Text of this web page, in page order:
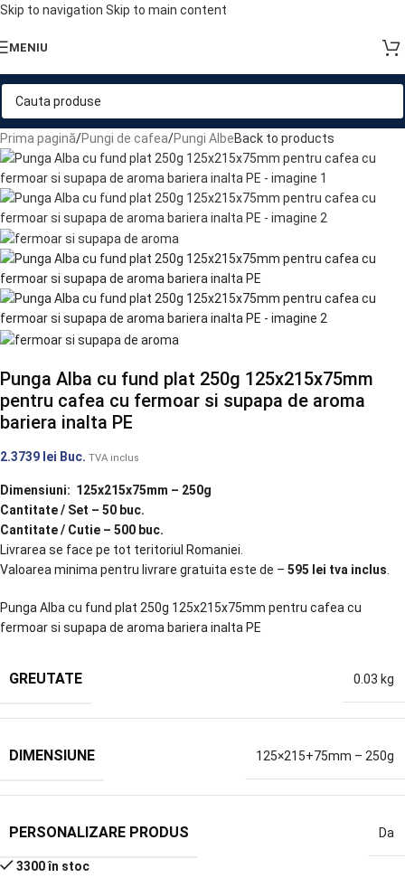
Skip to navigation Skip to main content
MENIU
Prima pagină/Pungi de cafea/Pungi AlbeBack to products
Punga Alba cu fund plat 250g 125x215x75mm
pentru cafea cu fermoar si supapa de aroma
bariera inalta PE
2.3739 lei Buc. TVA inclus
Dimensiuni: 125x215x75mm – 250g
Cantitate / Set – 50 buc.
Cantitate / Cutie – 500 buc.
Livrarea se face pe tot teritoriul Romaniei.
Valoarea minima pentru livrare gratuita este de – 595 lei tva inclus
Punga Alba cu fund plat 250g 125x215x75mm pentru cafea cu
fermoar si supapa de aroma bariera inalta PE
GREUTATE 0.03 kg
DIMENSIUNE 125×215+75mm – 250g
PERSONALIZARE PRODUS Da
3300 în stoc